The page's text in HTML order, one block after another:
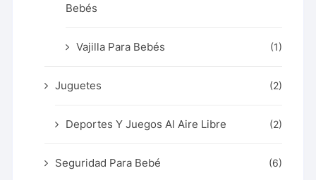
Bebés
Vajilla Para Bebés (1)
Juguetes (2)
Deportes Y Juegos Al Aire Libre (2)
Seguridad Para Bebé (6)